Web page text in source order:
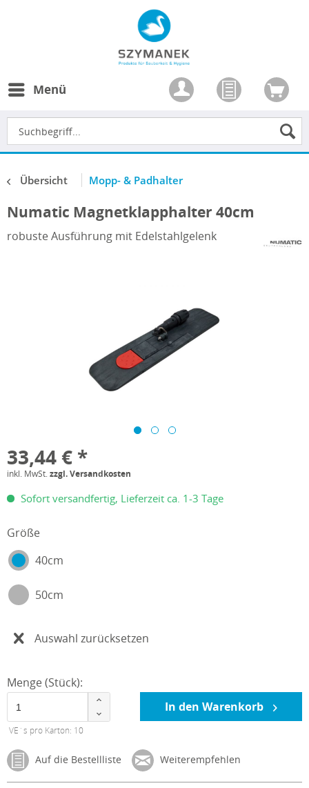
Menü
Übersicht Mopp- & Padhalter
Numatic Magnetklapphalter 40cm
robuste Ausführung mit Edelstahlgelenk
33,44 € *
inkl. MwSt.zzgl. Versandkosten
Sofort versandfertig, Lieferzeit ca. 1-3 Tage
Größe
40cm
50cm
Auswahl zurücksetzen
Menge (Stück):
VE´s pro Karton: 10
In den Warenkorb
Auf die Bestellliste Weiterempfehlen